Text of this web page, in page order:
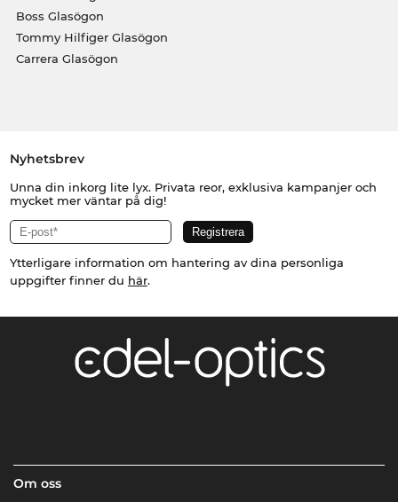
Boss Glasögon
Tommy Hilfiger Glasögon
Carrera Glasögon
Nyhetsbrev
Unna din inkorg lite lyx. Privata reor, exklusiva kampanjer och
mycket mer väntar på dig!
Ytterligare information om hantering av dina personliga
uppgifter finner du här.
Om oss